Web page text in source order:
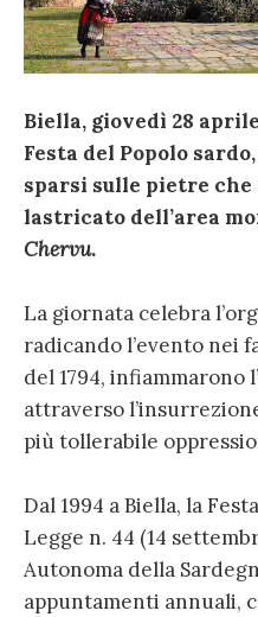
Biella, giovedì 28
Festa del Popolo
sparsi sulle pietre che
lastricato dell’area
Chervu.
La giornata celebra
radicando l’evento nei
del 1794, infiammarono
attraverso
più tollerabile
Dal 1994 a Biella, la
Legge n. 44 (14
Autonoma della
appuntamenti annuali,